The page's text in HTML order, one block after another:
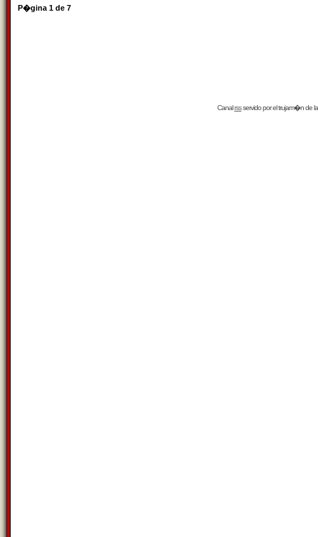
P�gina 1 de 7
Canalrssservido por eltrujam�nde